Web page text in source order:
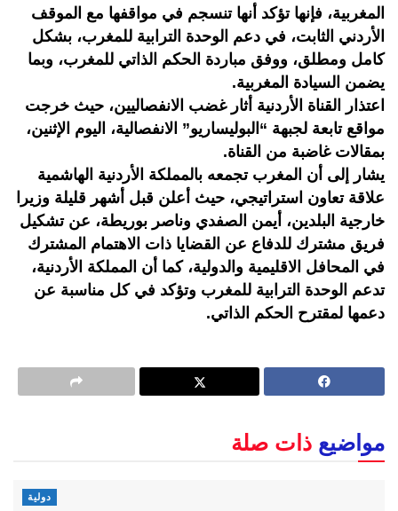
المغربية، فإنها تؤكد أنها تنسجم في مواقفها مع الموقف
الأردني الثابت، في دعم الوحدة الترابية للمغرب، بشكل
كامل ومطلق، ووفق مباردة الحكم الذاتي للمغرب، وبما
يضمن السيادة المغربية.
اعتذار القناة الأردنية أثار غضب الانفصاليين، حيث خرجت
مواقع تابعة لجبهة “البوليساريو” الانفصالية، اليوم الإثنين،
بمقالات غاضبة من القناة.
يشار إلى أن المغرب تجمعه بالمملكة الأردنية الهاشمية
علاقة تعاون استراتيجي، حيث أعلن قبل أشهر قليلة وزيرا
خارجية البلدين، أيمن الصفدي وناصر بوريطة، عن تشكيل
فريق مشترك للدفاع عن القضايا ذات الاهتمام المشترك
في المحافل الاقليمية والدولية، كما أن المملكة الأردنية،
تدعم الوحدة الترابية للمغرب وتؤكد في كل مناسبة عن
دعمها لمقترح الحكم الذاتي.
مواضيع ذات صلة
دولية